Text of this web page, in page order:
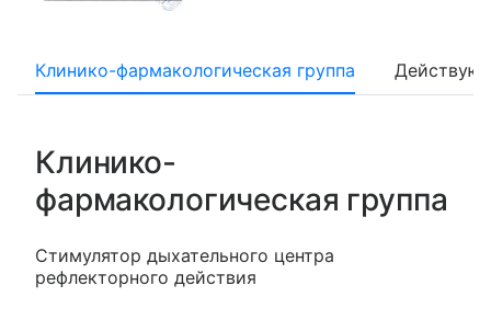
Клинико-фармакологическая группа
Клинико-
фармакологическая группа
Стимулятор дыхательного центра
рефлекторного действия